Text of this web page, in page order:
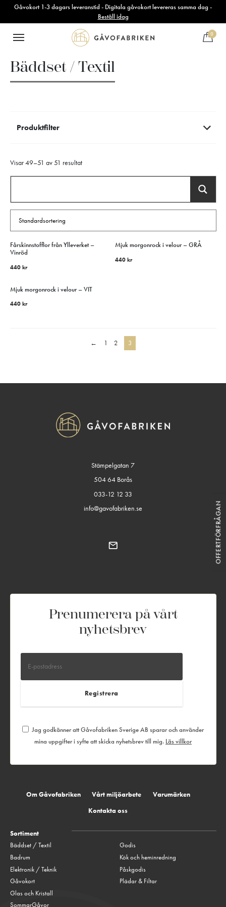
Gåvokort 1-3 dagars leveranstid - Digitala gåvokort levereras samma dag -
Beställ idag
0
Bäddset / Textil
Produktfilter
Visar 49–51 av 51 resultat
Fårskinnstofflor från Ylleverket –
Vinröd
440 kr
Mjuk morgonrock i velour – GRÅ
440 kr
Mjuk morgonrock i velour – VIT
440 kr
← 1 2 3
Stämpelgatan 7
504 64 Borås
033-12 12 33
info@gavofabriken.se
Prenumerera på vårt
nyhetsbrev
Jag godkänner att Gåvofabriken Sverige AB sparar och använder
mina uppgifter i syfte att skicka nyhetsbrev till mig. Läs villkor
Om Gåvofabriken Vårt miljöarbete
Varumärken
Kontakta oss
Sortiment
Bäddset / Textil
Badrum
Elektronik / Teknik
Gåvokort
Glas och Kristall
Godis
Kök och heminredning
Påskgodis
Plädar & Filtar
SommarGåvor
OFFERTFÖRFRÅGAN